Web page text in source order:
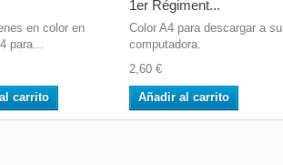
en color en
para...
carrito
1er Régiment...
Color A4 para descargar a su
computadora.
2,60 €
Añadir al carrito